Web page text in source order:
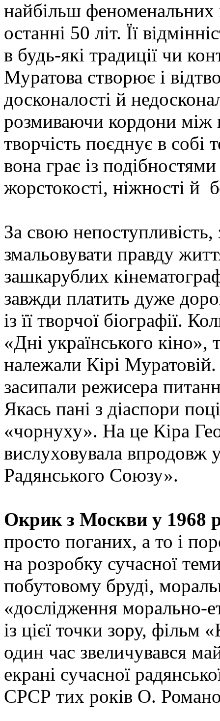
найбільш феноменальних
останні 50 літ. Її
в будь-які традиції чи
Муратова створює і
досконалості й
розмиваючи кордони між
творчість поєднує в
вона грає із
жорстокості, ніжності й
За свою
змальовувати правду
зашкарублих
завжди платить дуже
із її творчої біографії.
«Дні українського кіно»,
належали Кірі Муратовій.
засипали режисера
Якась пані з діаспори
«чорнуху». На це Кіра
вислуховувала впродовж
Радянського Союзу».
Окрик з Москви у 1968
просто поганих, а то і
на розробку сучасної
побутовому бруді,
«дослідження морально-
із цієї точки зору, фільм
один час звеличувався
екрані сучасної
СРСР тих років О.